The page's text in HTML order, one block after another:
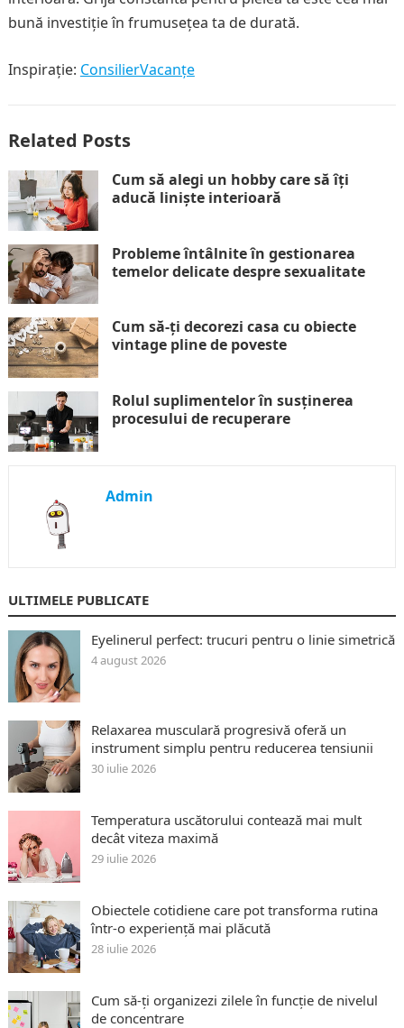
bună investiție în frumusețea ta de durată.
Inspirație: ConsilierVacanțe
Related Posts
Cum să alegi un hobby care să îți
aducă liniște interioară
Probleme întâlnite în gestionarea
temelor delicate despre sexualitate
Cum să-ți decorezi casa cu obiecte
vintage pline de poveste
Rolul suplimentelor în susținerea
procesului de recuperare
Admin
ULTIMELE PUBLICATE
Eyelinerul perfect: trucuri pentru o linie simetrică
4 august 2026
Relaxarea musculară progresivă oferă un
instrument simplu pentru reducerea tensiunii
30 iulie 2026
Temperatura uscătorului contează mai mult
decât viteza maximă
29 iulie 2026
Obiectele cotidiene care pot transforma rutina
într-o experiență mai plăcută
28 iulie 2026
Cum să-ți organizezi zilele în funcție de nivelul
de concentrare